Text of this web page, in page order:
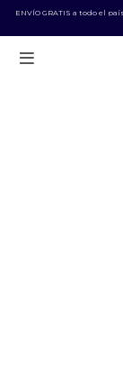
ENVÍO GRATIS a todo el
